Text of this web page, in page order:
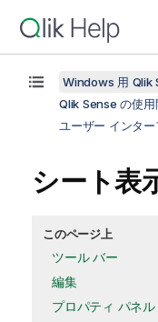
Windows 用 Qlik
Qlik Sense の使用
ユーザー インタ
シート表
このページ上
ツール バー
編集
プロパティ パネル